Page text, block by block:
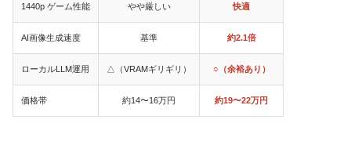
1440p ゲーム性能 やや厳しい 快適
AI画像生成速度 基準 約2.1倍
ローカルLLM運用 △（VRAMギリギリ） ○（余裕あり）
価格帯 約14〜16万円 約19〜22万円